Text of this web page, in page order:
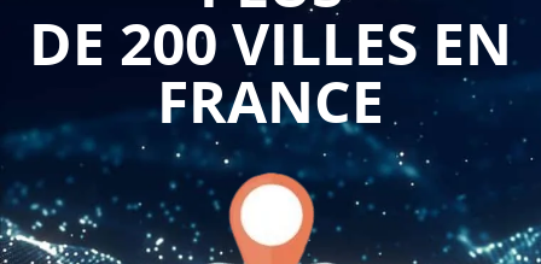
DE 200 VILLES EN
FRANCE